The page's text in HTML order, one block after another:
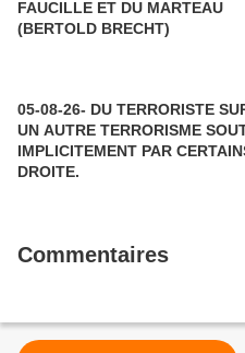
FAUCILLE ET DU MARTEAU
(BERTOLD BRECHT)
05-08-26- DU TERRORISTE
UN AUTRE TERRORISME
IMPLICITEMENT PAR CERTAINS MEDIAS D'EXTRÊME
DROITE.
Commentaires